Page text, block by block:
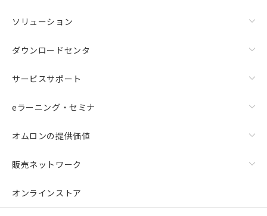
ソリューション
ダウンロードセンタ
サービスサポート
eラーニング・セミナ
オムロンの提供価値
販売ネットワーク
オンラインストア